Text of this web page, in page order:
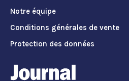
Notre équipe
Conditions générales de vente
Protection des données